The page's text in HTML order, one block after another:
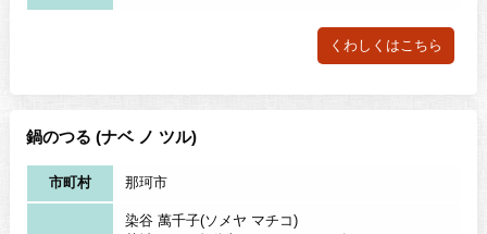
くわしくはこちら
鍋のつる (ナベ ノ ツル)
市町村 那珂市
染谷 萬千子(ソメヤ マチコ)